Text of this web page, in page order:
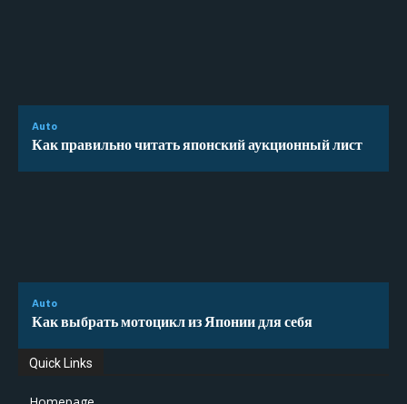
Auto
Как правильно читать японский аукционный лист
Auto
Как выбрать мотоцикл из Японии для себя
Quick Links